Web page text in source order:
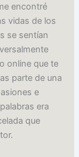
encontré
vidas de los
se sentían
online​ que te
parte de una
e
era
que